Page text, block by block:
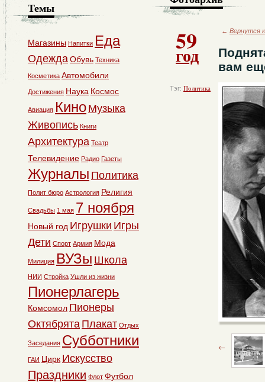
59
год
Тэг: Политика
← Вернутся
вам
Темы
Магазины Напитки Еда
ОдеждаОбувь Техника
Косметика Автомобили
Достижения Наука Космос
Авиация Кино Музыка
Живопись Книги
Архитектура Театр
Телевидение Радио Газеты
Журналы Политика
Полит бюро Астрология Религия
Свадьбы 1 мая 7 ноября
Новый год Игрушки Игры
Дети Спорт Армия Мода
Милиция ВУЗы Школа
НИИ Стройка Ушли из жизни
Пионерлагерь
Комсомол Пионеры
Октябрята Плакат Отдых
Заседания Субботники
ГАИ Цирк Искусство
Праздники Флот Футбол